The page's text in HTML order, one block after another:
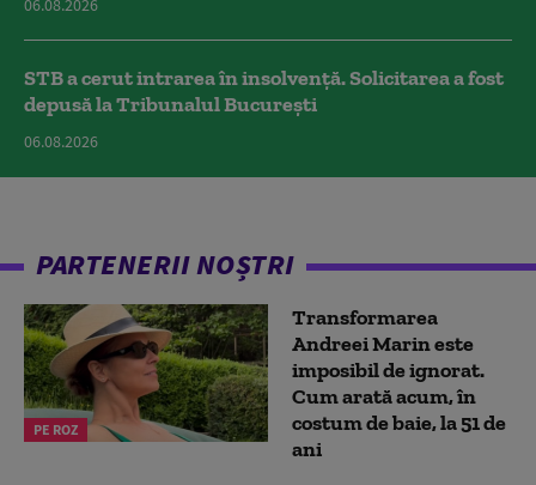
06.08.2026
STB a cerut intrarea în insolvență. Solicitarea a fost
depusă la Tribunalul București
06.08.2026
PARTENERII NOȘTRI
PE ROZ
Transformarea
Andreei Marin este
imposibil de ignorat.
Cum arată acum, în
costum de baie, la 51 de
ani